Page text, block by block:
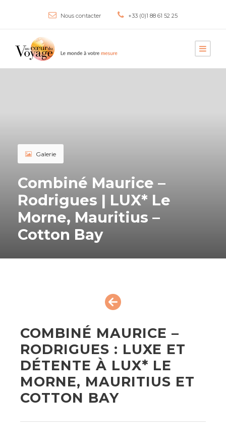
Nous contacter +33 (0)1 88 61 52 25
Galerie
Combiné Maurice –
Rodrigues | LUX* Le
Morne, Mauritius –
Cotton Bay
COMBINÉ MAURICE –
RODRIGUES : LUXE ET
DÉTENTE À LUX* LE
MORNE, MAURITIUS ET
COTTON BAY